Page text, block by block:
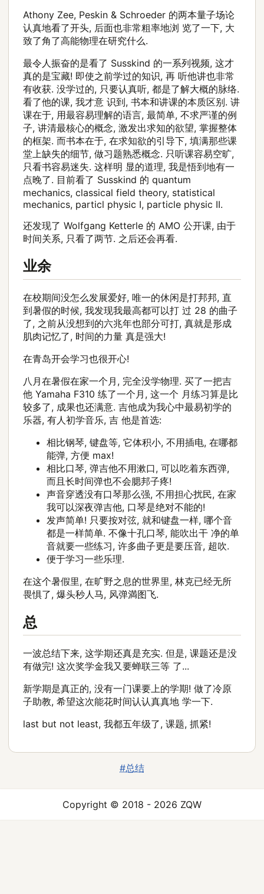
Athony Zee, Peskin & Schroeder 的两本量子场论
认真地看了开头, 后面也非常粗率地浏 览了一下, 大
致了角了高能物理在研究什么.
最令人振奋的是看了 Susskind 的一系列视频, 这才
真的是宝藏! 即使之前学过的知识, 再 听他讲也非常
有收获. 没学过的, 只要认真听, 都是了解大概的脉络.
看了他的课, 我才意 识到, 书本和讲课的本质区别. 讲
课在于, 用最容易理解的语言, 最简单, 不求严谨的例
子, 讲清最核心的概念, 激发出求知的欲望, 掌握整体
的框架. 而书本在于, 在求知欲的引导下, 填满那些课
堂上缺失的细节, 做习题熟悉概念. 只听课容易空旷,
只看书容易迷失. 这样明 显的道理, 我是悟到地有一
点晚了. 目前看了 Susskind 的 quantum
mechanics, classical field theory, statistical
mechanics, particl physic I, particle physic II.
还发现了 Wolfgang Ketterle 的 AMO 公开课, 由于
时间关系, 只看了两节. 之后还会再看.
业余
在校期间没怎么发展爱好, 唯一的休闲是打邦邦, 直
到暑假的时候, 我发现我最高都可以打 过 28 的曲子
了, 之前从没想到的六兆年也部分可打, 真就是形成
肌肉记忆了, 时间的力量 真是强大!
在青岛开会学习也很开心!
八月在暑假在家一个月, 完全没学物理. 买了一把吉
他 Yamaha F310 练了一个月, 这一个 月练习算是比
较多了, 成果也还满意. 吉他成为我心中最易初学的
乐器, 有人初学音乐, 吉 他是首选:
相比钢琴, 键盘等, 它体积小, 不用插电, 在哪都
能弹, 方便 max!
相比口琴, 弹吉他不用漱口, 可以吃着东西弹,
而且长时间弹也不会腮邦子疼!
声音穿透没有口琴那么强, 不用担心扰民, 在家
我可以深夜弹吉他, 口琴是绝对不能的!
发声简单! 只要按对弦, 就和键盘一样, 哪个音
都是一样简单. 不像十孔口琴, 能吹出干 净的单
音就要一些练习, 许多曲子更是要压音, 超吹.
便于学习一些乐理.
在这个暑假里, 在旷野之息的世界里, 林克已经无所
畏惧了, 爆头秒人马, 风弹満图飞.
总
一波总结下来, 这学期还真是充实. 但是, 课题还是没
有做完! 这次奖学金我又要蝉联三等 了...
新学期是真正的, 没有一门课要上的学期! 做了冷原
子助教, 希望这次能花时间认认真真地 学一下.
last but not least, 我都五年级了, 课题, 抓紧!
#总结
Copyright © 2018 - 2026 ZQW